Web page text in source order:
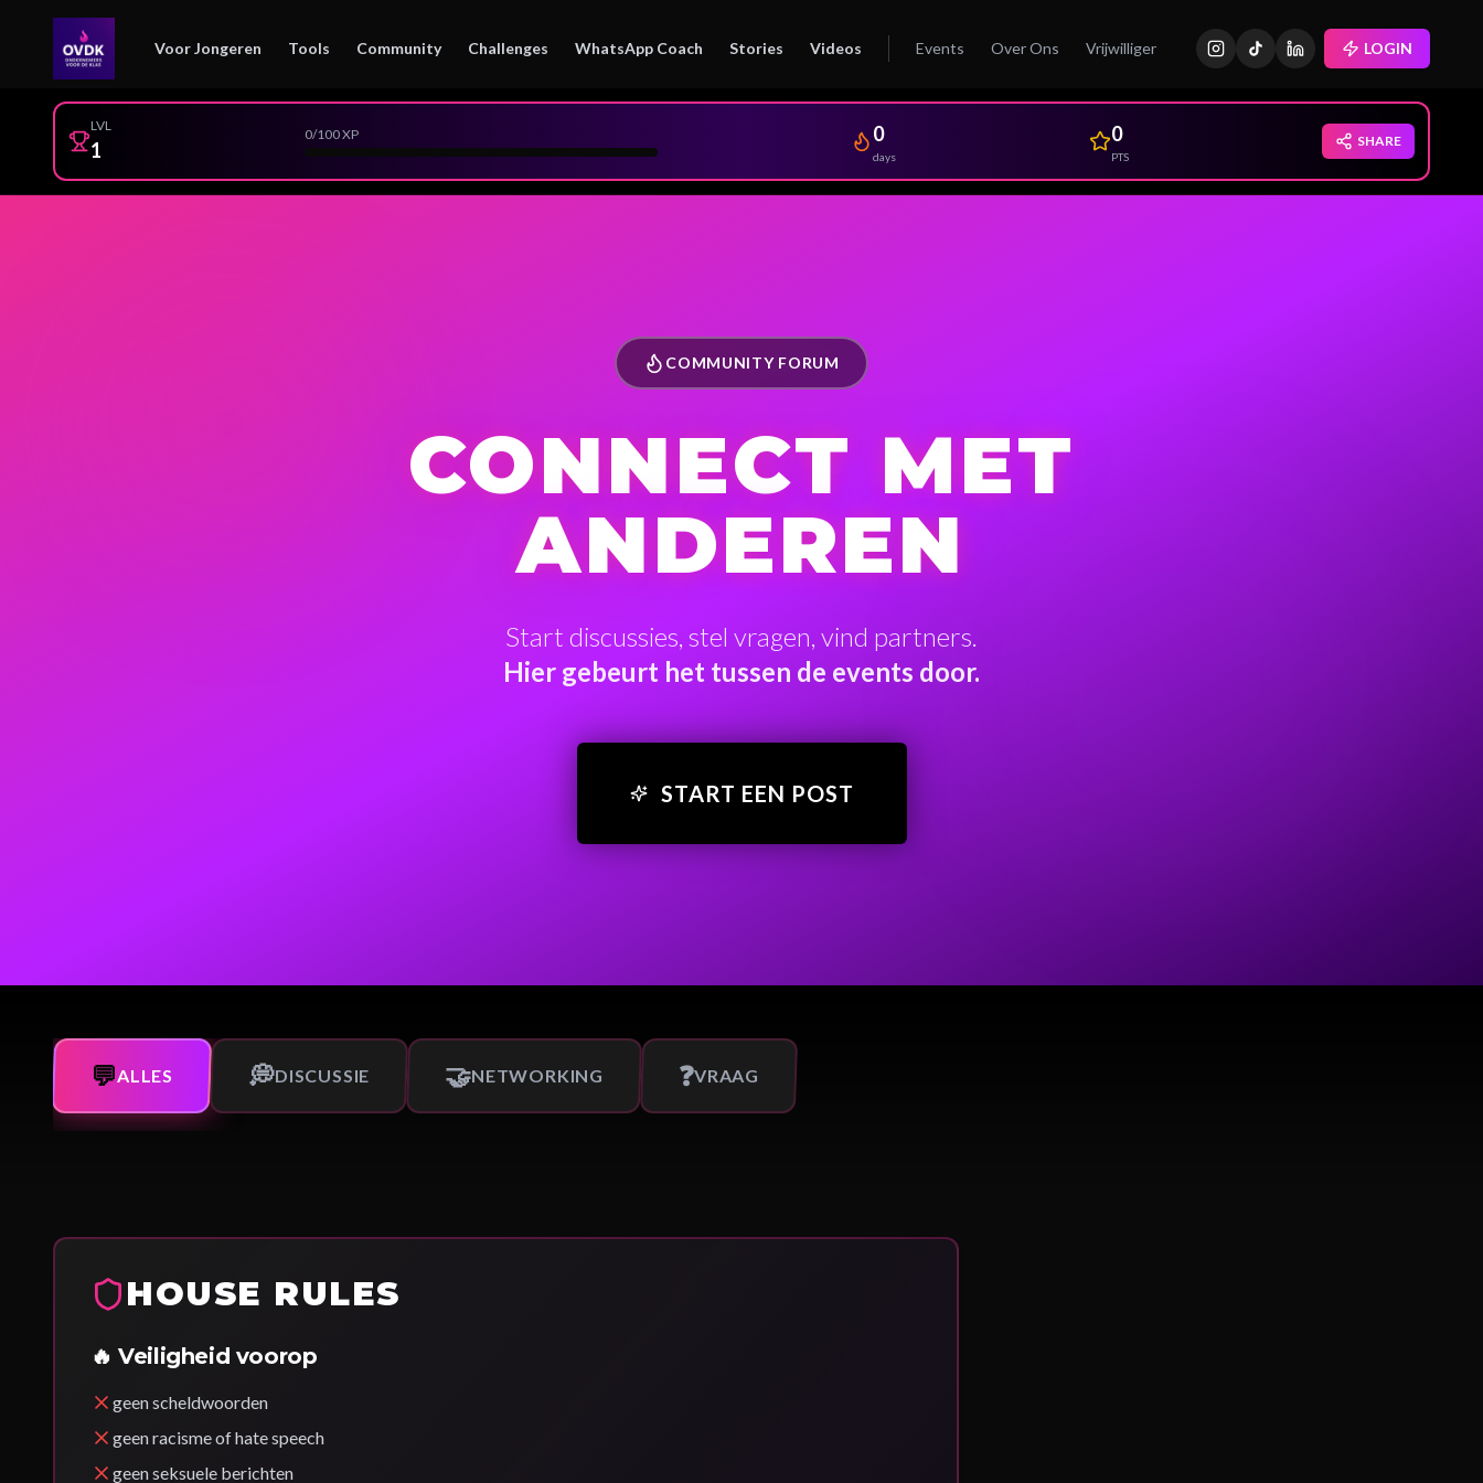
Voor Jongeren Tools Community Challenges WhatsApp Coach Stories Videos Events Over Ons Vrijwilliger LOGIN
LVL
1
0/100 XP 0
days
0
PTS
SHARE
COMMUNITY FORUM
CONNECT MET
ANDEREN
Start discussies, stel vragen, vind partners.
Hier gebeurt het tussen de events door.
START EEN POST
💬ALLES 💭DISCUSSIE 🤝NETWORKING ❓VRAAG
HOUSE RULES
🔥 Veiligheid voorop
geen scheldwoorden
geen racisme of hate speech
geen seksuele berichten